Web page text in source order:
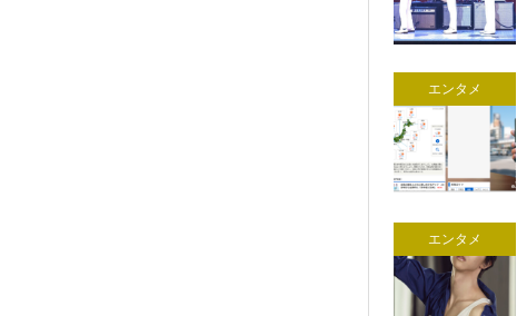
エンタメ
エンタメ